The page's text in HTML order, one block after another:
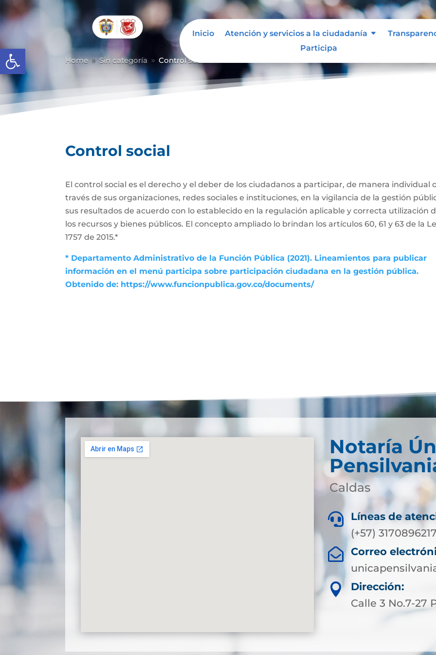
Abrir barra de herramientas
Inicio Atención y servicios a la ciudadanía
Participa
Home 9 Sin categoría 9 Control social
Control social
El control social es el derecho y el deber de los ciudadanos a participar, de manera individual
través de sus organizaciones, redes sociales e instituciones, en la vigilancia de la gestión
sus resultados de acuerdo con lo establecido en la regulación aplicable y correcta utilización
los recursos y bienes públicos. El concepto ampliado lo brindan los artículos 60, 61 y 63 de la
1757 de 2015.*
* Departamento Administrativo de la Función Pública (2021). Lineamientos para publicar
información en el menú participa sobre participación ciudadana en la gestión pública.
Obtenido de: https://www.funcionpublica.gov.co/documents/
Notaría
Caldas

Líneas de
(+57)

Correo

Dirección:
Calle 3 No.7-27